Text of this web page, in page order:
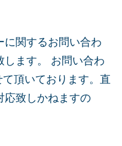
に関するお問い合わ
します。 お問い合わ
頂いております。直
応致しかねますの